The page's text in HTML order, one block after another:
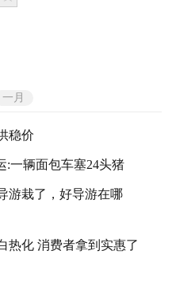
一月
稳价
:一辆面包车塞24头猪
栽了，好导游在哪
热化 消费者拿到实惠了